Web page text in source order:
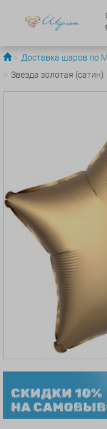
Доставка шаров по
Звезда золотая (сатин)